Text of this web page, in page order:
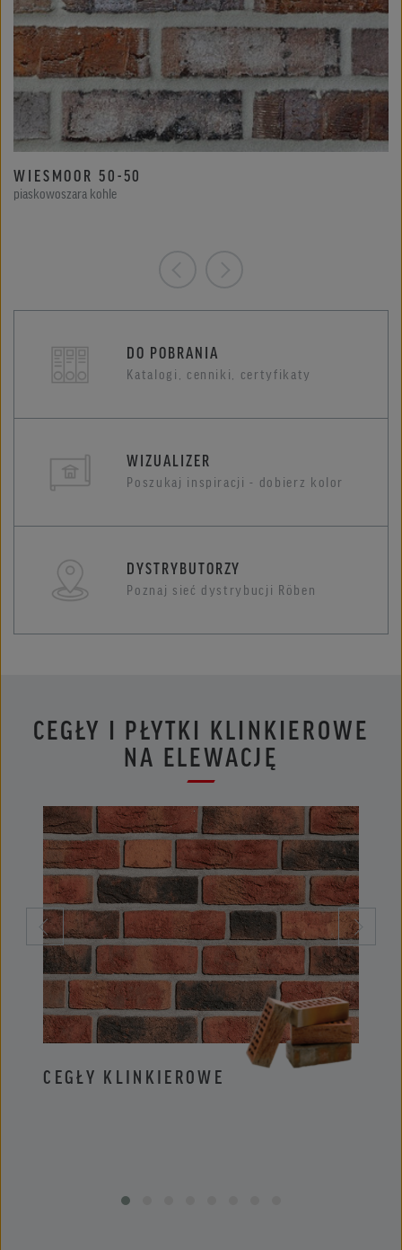
WIESMOOR 50-50
piaskowoszara kohle
DO POBRANIA
Katalogi, cenniki, certyfikaty
WIZUALIZER
Poszukaj inspiracji - dobierz kolor
DYSTRYBUTORZY
Poznaj sieć dystrybucji Röben
CEGŁY I PŁYTKI KLINKIEROWE
NA ELEWACJĘ
CEGŁY KLINKIEROWE